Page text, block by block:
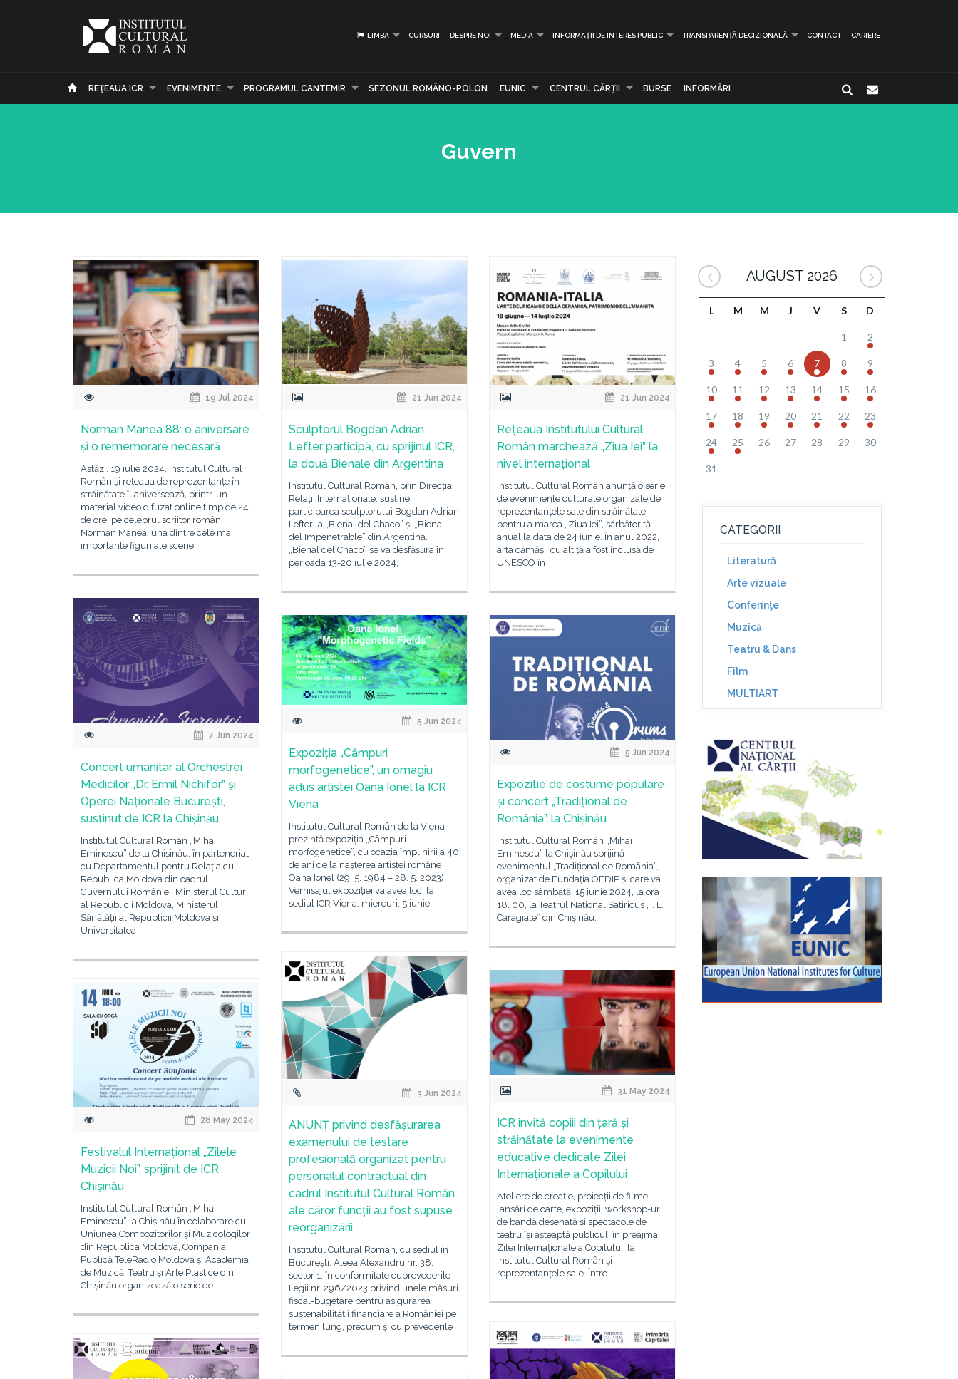
LIMBA CURSURI DESPRE NOI MEDIA INFORMAȚII DE INTERES PUBLIC TRANSPARENȚĂ DECIZIONALĂ CONTACT CARIERE
REŢEAUA ICR EVENIMENTE PROGRAMUL CANTEMIR SEZONUL ROMÂNO-POLON EUNIC CENTRUL CĂRŢII BURSE INFORMĂRI
Guvern
19 Jul 2024
Norman Manea 88: o aniversare
și o rememorare necesară
Astăzi, 19 iulie 2024, Institutul Cultural
Român și rețeaua de reprezentanțe în
străinătate îl aniversează, printr-un
material video difuzat online timp de 24
de ore, pe celebrul scriitor român
Norman Manea, una dintre cele mai
importante figuri ale scenei
21 Jun 2024
Sculptorul Bogdan Adrian
Lefter participă, cu sprijinul ICR,
la două Bienale din Argentina
Institutul Cultural Român, prin Direcția
Relații Internaționale, susține
participarea sculptorului Bogdan Adrian
Lefter la „Bienal del Chaco” și „Bienal
del Impenetrable” din Argentina.
„Bienal del Chaco” se va desfășura în
perioada 13-20 iulie 2024,
21 Jun 2024
Rețeaua Institutului Cultural
Român marchează „Ziua Iei” la
nivel internațional
Institutul Cultural Român anunță o serie
de evenimente culturale organizate de
reprezentanțele sale din străinătate
pentru a marca „Ziua Iei”, sărbătorită
anual la data de 24 iunie. În anul 2022,
arta cămășii cu altiță a fost inclusă de
UNESCO în
7 Jun 2024
Concert umanitar al Orchestrei
Medicilor „Dr. Ermil Nichifor” și
Operei Naționale București,
susținut de ICR la Chișinău
Institutul Cultural Român „Mihai
Eminescu” de la Chișinău, în parteneriat
cu Departamentul pentru Relația cu
Republica Moldova din cadrul
Guvernului României, Ministerul Culturii
al Republicii Moldova, Ministerul
Sănătății al Republicii Moldova și
Universitatea
5 Jun 2024
Expoziția „Câmpuri
morfogenetice”, un omagiu
adus artistei Oana Ionel la ICR
Viena
Institutul Cultural Român de la Viena
prezintă expoziția „Câmpuri
morfogenetice”, cu ocazia împlinirii a 40
de ani de la nașterea artistei române
Oana Ionel (29. 5. 1984 – 28. 5. 2023).
Vernisajul expoziției va avea loc, la
sediul ICR Viena, miercuri, 5 iunie
5 Jun 2024
Expoziție de costume populare
și concert „Tradițional de
România”, la Chișinău
Institutul Cultural Român „Mihai
Eminescu” la Chişinău sprijină
evenimentul „Tradițional de România”,
organizat de Fundația OEDIP și care va
avea loc sâmbătă, 15 iunie 2024, la ora
18. 00, la Teatrul National Satiricus „I. L.
Caragiale” din Chișinău.
3 Jun 2024
ANUNȚ privind desfășurarea
examenului de testare
profesională organizat pentru
personalul contractual din
cadrul Institutul Cultural Român
ale căror funcții au fost supuse
reorganizării
Institutul Cultural Român, cu sediul în
București, Aleea Alexandru nr. 38,
sector 1, în conformitate cuprevederile
Legii nr. 296/2023 privind unele măsuri
fiscal-bugetare pentru asigurarea
sustenabilității financiare a României pe
termen lung, precum şi cu prevederile
31 May 2024
ICR invită copiii din țară și
străinătate la evenimente
educative dedicate Zilei
Internaționale a Copilului
Ateliere de creație, proiecții de filme,
lansări de carte, expoziții, workshop-uri
de bandă desenată și spectacole de
teatru își așteaptă publicul, în preajma
Zilei Internaționale a Copilului, la
Institutul Cultural Român și
reprezentanțele sale. Între
28 May 2024
Festivalul Internațional „Zilele
Muzicii Noi”, sprijinit de ICR
Chișinău
Institutul Cultural Român „Mihai
Eminescu” la Chișinău în colaborare cu
Uniunea Compozitorilor și Muzicologilor
din Republica Moldova, Compania
Publică TeleRadio Moldova și Academia
de Muzică, Teatru și Arte Plastice din
Chișinău organizează o serie de
AUGUST 2026
L M M J V S D
1 2
3 4 5 6 7 8 9
10 11 12 13 14 15 16
17 18 19 20 21 22 23
24 25 26 27 28 29 30
31
CATEGORII
Literatură
Arte vizuale
Conferinţe
Muzică
Teatru & Dans
Film
MULTIART